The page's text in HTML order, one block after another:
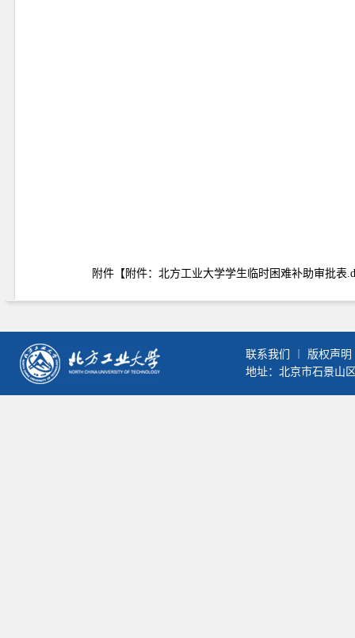
附件【 附件：北方工业大学学生临时困难补助审批表
联系我们 版权声明
地址：北京市石景山